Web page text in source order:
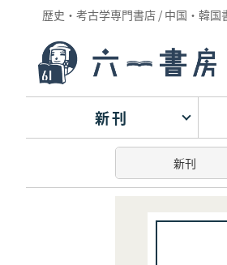
歴史・考古学専門書店 / 中国・韓
新刊